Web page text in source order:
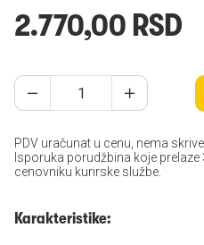
2.770,00 RSD
PDV uračunat u cenu, nema
Isporuka porudžbina koje
cenovniku kurirske službe.
Karakteristike: